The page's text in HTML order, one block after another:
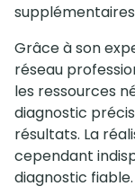
Grâce à son
réseau
les ressources
diagnostic
résultats. La
cependant
diagnostic fiable.